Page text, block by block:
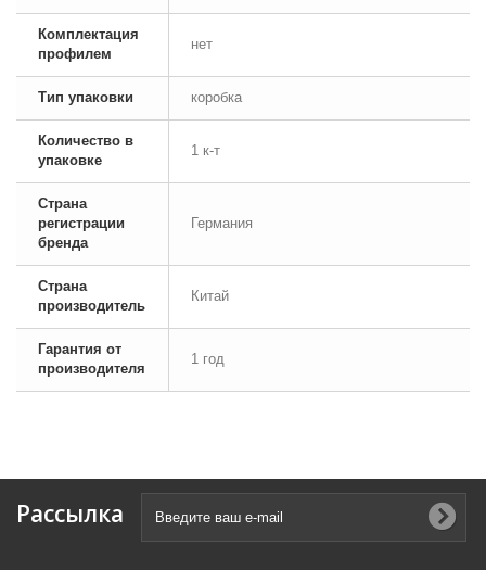
Комплектация
профилем
нет
Тип упаковки коробка
Количество в
упаковке
1 к-т
Страна
регистрации
бренда
Германия
Страна
производитель
Китай
Гарантия от
производителя
1 год
Рассылка